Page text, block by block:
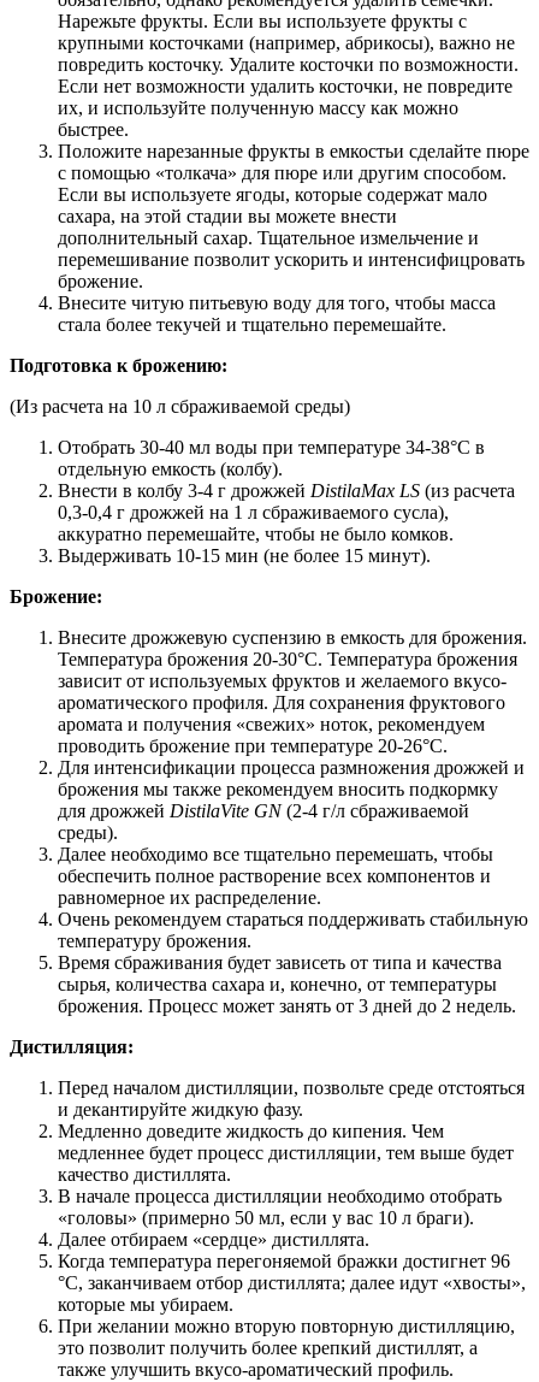
Нарежьте фрукты. Если вы используете фрукты с
крупными косточками (например, абрикосы), важно не
повредить косточку. Удалите косточки по возможности.
Если нет возможности удалить косточки, не повредите
их, и используйте полученную массу как можно
быстрее.
Положите нарезанные фрукты в емкостьи сделайте пюре
с помощью «толкача» для пюре или другим способом.
Если вы используете ягоды, которые содержат мало
сахара, на этой стадии вы можете внести
дополнительный сахар. Тщательное измельчение и
перемешивание позволит ускорить и интенсифицровать
брожение.
Внесите читую питьевую воду для того, чтобы масса
стала более текучей и тщательно перемешайте.
Подготовка к брожению:
(Из расчета на 10 л сбраживаемой среды)
Отобрать 30-40 мл воды при температуре 34-38°С в
отдельную емкость (колбу).
Внести в колбу 3-4 г дрожжей DistilaMax LS (из расчета
0,3-0,4 г дрожжей на 1 л сбраживаемого сусла),
аккуратно перемешайте, чтобы не было комков.
Выдерживать 10-15 мин (не более 15 минут).
Брожение:
Внесите дрожжевую суспензию в емкость для брожения.
Температура брожения 20-30°С. Температура брожения
зависит от используемых фруктов и желаемого вкусо-
ароматического профиля. Для сохранения фруктового
аромата и получения «свежих» ноток, рекомендуем
проводить брожение при температуре 20-26°С.
Для интенсификации процесса размножения дрожжей и
брожения мы также рекомендуем вносить подкормку
для дрожжей DistilaVite GN(2-4 г/л сбраживаемой
среды).
Далее необходимо все тщательно перемешать, чтобы
обеспечить полное растворение всех компонентов и
равномерное их распределение.
Очень рекомендуем стараться поддерживать стабильную
температуру брожения.
Время сбраживания будет зависеть от типа и качества
сырья, количества сахара и, конечно, от температуры
брожения. Процесс может занять от 3 дней до 2 недель.
Дистилляция:
Перед началом дистилляции, позвольте среде отстояться
и декантируйте жидкую фазу.
Медленно доведите жидкость до кипения. Чем
медленнее будет процесс дистилляции, тем выше будет
качество дистиллята.
В начале процесса дистилляции необходимо отобрать
«головы» (примерно 50 мл, если у вас 10 л браги).
Далее отбираем «сердце» дистиллята.
Когда температура перегоняемой бражки достигнет 96
°С, заканчиваем отбор дистиллята; далее идут «хвосты»,
которые мы убираем.
При желании можно вторую повторную дистилляцию,
это позволит получить более крепкий дистиллят, а
также улучшить вкусо-ароматический профиль.